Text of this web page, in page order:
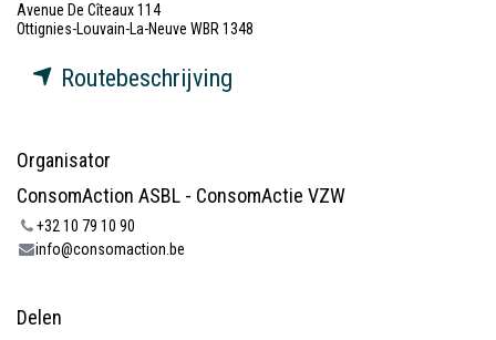
Avenue De Cîteaux 114
Ottignies-Louvain-La-Neuve WBR 1348
Routebeschrijving
Organisator
ConsomAction ASBL - ConsomActie VZW
+32 10 79 10 90
info@consomaction.be
Delen